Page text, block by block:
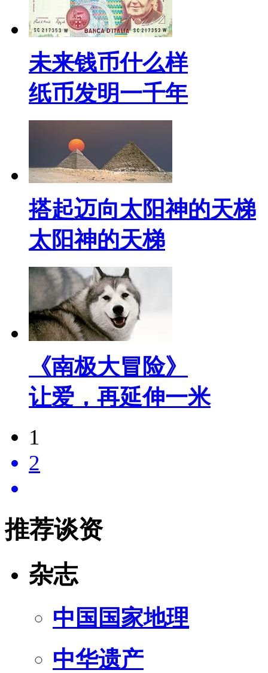
未来钱币什么样
纸币发明一千年
搭起迈向太阳神的天梯
太阳神的天梯
《南极大冒险》
让爱，再延伸一米
1
2
推荐谈资
杂志
中国国家地理
中华遗产